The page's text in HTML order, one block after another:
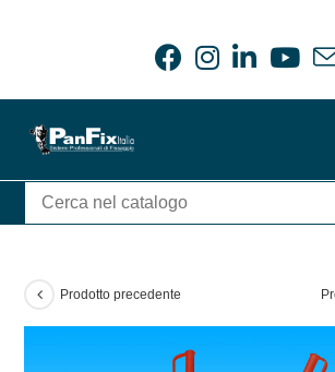
Prodotto precedente